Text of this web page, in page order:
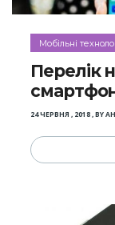
Мобільні
Перелік
24 ЧЕРВНЯ , 2018,BY